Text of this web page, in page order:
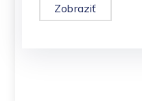
Zobraziť